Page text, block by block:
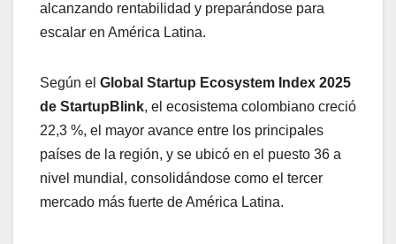
alcanzando rentabilidad y preparándose para
escalar en América Latina.
Según el Global Startup Ecosystem Index 2025
de StartupBlink, el ecosistema colombiano creció
22,3 %, el mayor avance entre los principales
países de la región, y se ubicó en el puesto 36 a
nivel mundial, consolidándose como el tercer
mercado más fuerte de América Latina.